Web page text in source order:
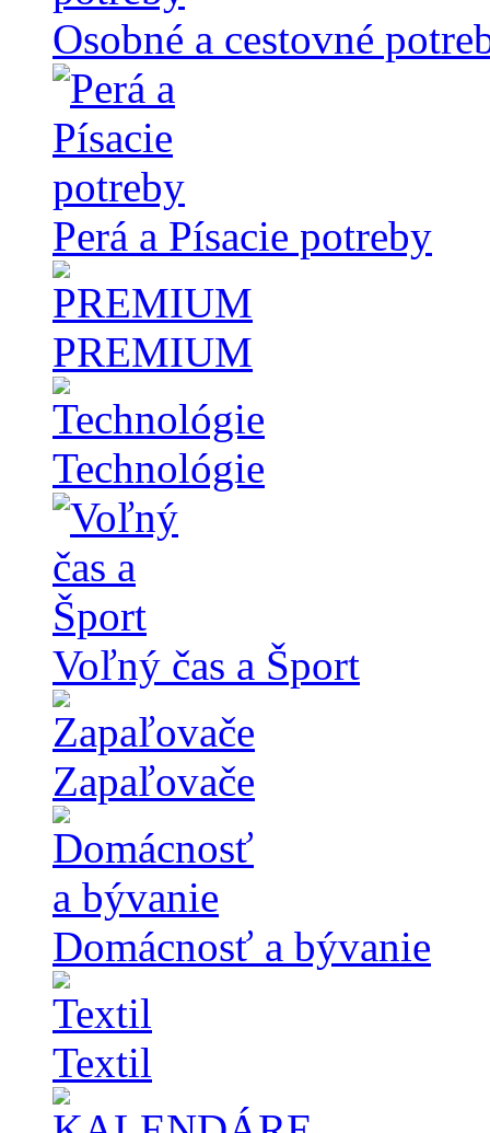
Osobné a cestovné
Perá a Písacie potreby
PREMIUM
Technológie
Voľný čas a Šport
Zapaľovače
Domácnosť a bývanie
Textil